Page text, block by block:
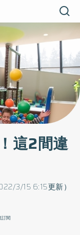
這2間違
3/15 6:15更新）
訂閱